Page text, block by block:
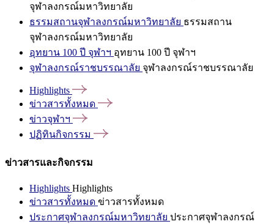
จุฬาลงกรณ์มหาวิทยาลัย
ธรรมสถานจุฬาลงกรณ์มหาวิทยาลัย ธรรมสถาน
จุฬาลงกรณ์มหาวิทยาลัย
อุทยาน 100 ปี จุฬาฯ อุทยาน 100 ปี จุฬาฯ
จุฬาลงกรณ์ราชบรรณาลัย จุฬาลงกรณ์ราชบรรณาลัย
Highlights
ข่าวสารทั้งหมด
ข่าวจุฬาฯ
ปฏิทินกิจกรรม
ข่าวสารและกิจกรรม
Highlights Highlights
ข่าวสารทั้งหมด ข่าวสารทั้งหมด
ประกาศจุฬาลงกรณ์มหาวิทยาลัย ประกาศจุฬาลงกรณ์